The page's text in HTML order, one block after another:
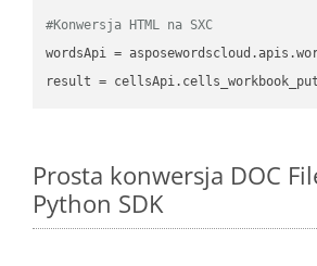
#Konwersja HTML na SXC
wordsApi =
result =
Prosta konwersja DOC
Python SDK